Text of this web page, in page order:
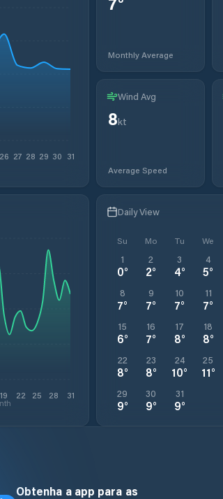
26 27 28 29 30 31
Monthly Average
Wind Avg
8kt
Average Speed
19 22 25 28 31
Daily View
Su Mo Tu We
1
0°
2
2°
3
4°
4
5°
8
7°
9
7°
10
7°
11
7°
15
6°
16
7°
17
8°
18
8°
22
8°
23
8°
24
10°
25
11°
29
9°
30
9°
31
9°
Obtenha a app para as